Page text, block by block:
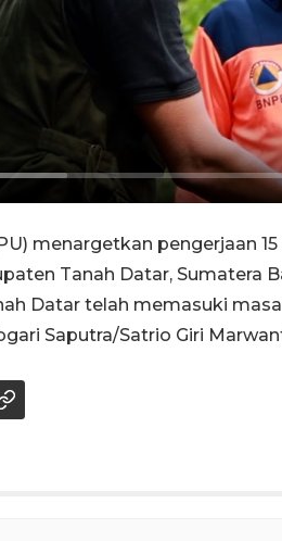
menargetkan pengerjaan
Tanah Datar, Sumatera
Datar telah memasuki
Saputra/Satrio Giri